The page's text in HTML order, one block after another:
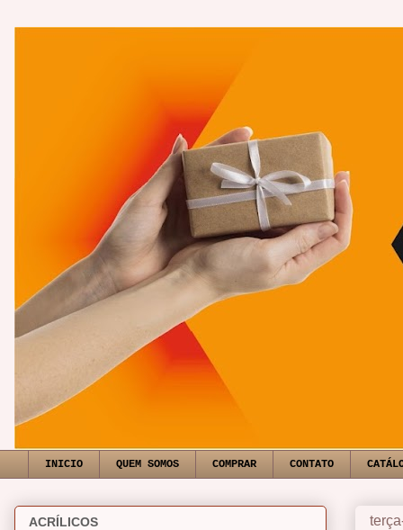
INICIO QUEM SOMOS COMPRAR CONTATO
ACRÍLICOS